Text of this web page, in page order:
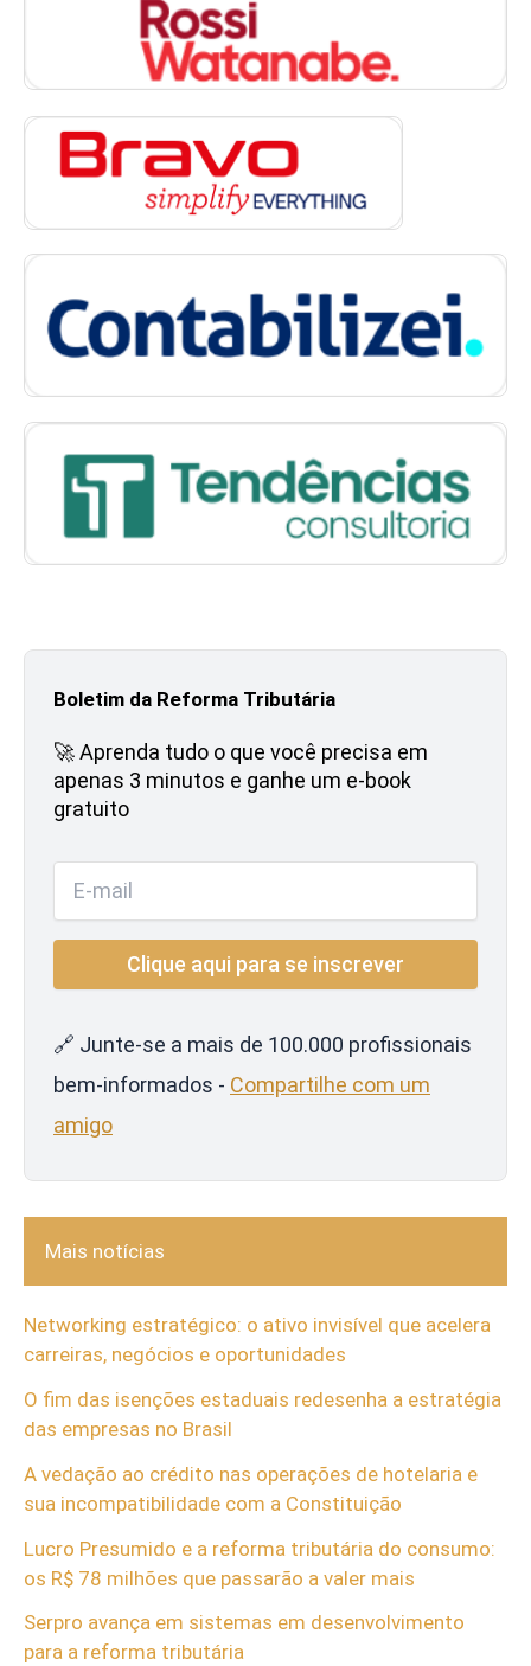
Boletim da Reforma Tributária
🚀 Aprenda tudo o que você precisa em
apenas 3 minutos e ganhe um e-book
gratuito
🔗 Junte-se a mais de 100.000 profissionais
bem-informados - Compartilhe com um
amigo
Mais notícias
Networking estratégico: o ativo invisível que acelera
carreiras, negócios e oportunidades
O fim das isenções estaduais redesenha a estratégia
das empresas no Brasil
A vedação ao crédito nas operações de hotelaria e
sua incompatibilidade com a Constituição
Lucro Presumido e a reforma tributária do consumo:
os R$ 78 milhões que passarão a valer mais
Serpro avança em sistemas em desenvolvimento
para a reforma tributária